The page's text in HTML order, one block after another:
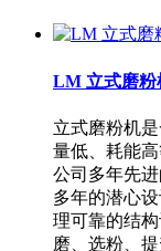
LM 立式磨粉
立式磨粉机
量低、耗能
公司多年先
多年的潜心
理可靠的结
磨、选粉、